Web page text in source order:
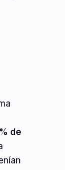
de